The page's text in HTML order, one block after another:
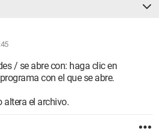
/ se abre con: haga clic en
con el que se abre.
altera el archivo.